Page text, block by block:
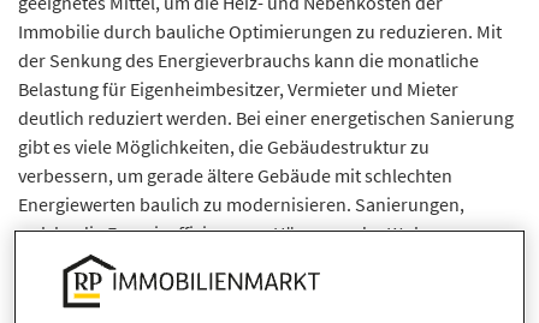
Immobilie durch bauliche Optimierungen zu reduzieren. Mit
der Senkung des Energieverbrauchs kann die monatliche
Belastung für Eigenheimbesitzer, Vermieter und Mieter
deutlich reduziert werden. Bei einer energetischen Sanierung
gibt es viele Möglichkeiten, die Gebäudestruktur zu
verbessern, um gerade ältere Gebäude mit schlechten
Energiewerten baulich zu modernisieren. Sanierungen,
welche die Energieeffizienz von Häusern oder Wohnungen
verbessern, sind langfristig sinnvoll und rentieren sich mit
steigenden Energiekosten deutlich schneller. Durch die